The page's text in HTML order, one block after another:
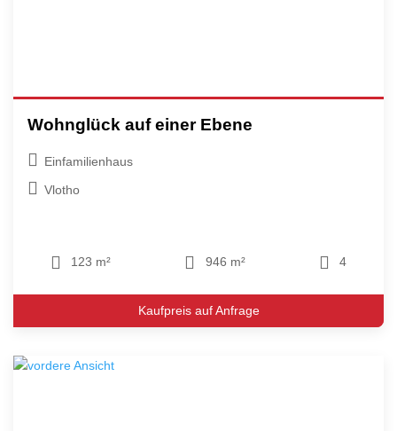
Wohnglück auf einer Ebene
Einfamilienhaus
Vlotho
123 m² 946 m² 4
Kaufpreis auf Anfrage